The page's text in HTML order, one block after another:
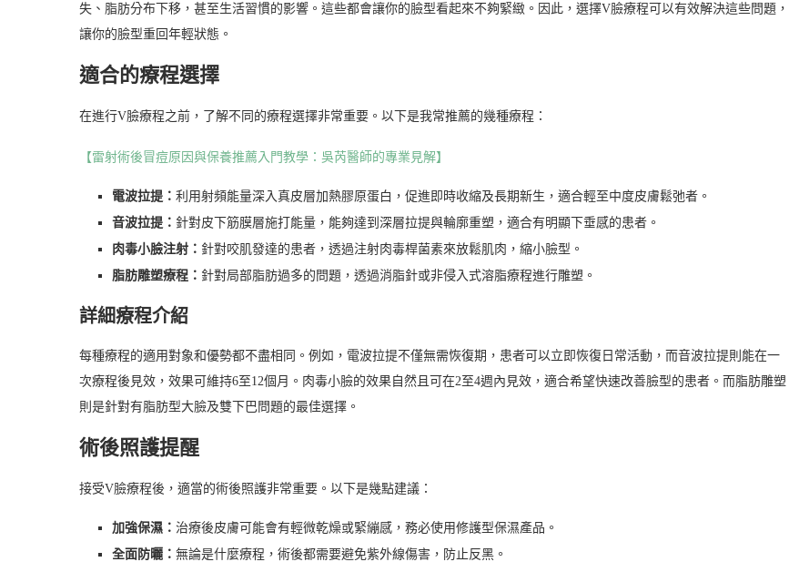
失、脂肪分布下移，甚至生活習慣的影響。這些都會讓你的臉型看起來不夠緊緻。因此，選擇V臉療程可以有效解決這些問題，
讓你的臉型重回年輕狀態。
適合的療程選擇
在進行V臉療程之前，了解不同的療程選擇非常重要。以下是我常推薦的幾種療程：
【雷射術後冒痘原因與保養推薦入門教學：吳芮醫師的專業見解】
電波拉提： 利用射頻能量深入真皮層加熱膠原蛋白，促進即時收縮及長期新生，適合輕至中度皮膚鬆弛者。
音波拉提： 針對皮下筋膜層施打能量，能夠達到深層拉提與輪廓重塑，適合有明顯下垂感的患者。
肉毒小臉注射： 針對咬肌發達的患者，透過注射肉毒桿菌素來放鬆肌肉，縮小臉型。
脂肪雕塑療程： 針對局部脂肪過多的問題，透過消脂針或非侵入式溶脂療程進行雕塑。
詳細療程介紹
每種療程的適用對象和優勢都不盡相同。例如，電波拉提不僅無需恢復期，患者可以立即恢復日常活動，而音波拉提則能在一
次療程後見效，效果可維持6至12個月。肉毒小臉的效果自然且可在2至4週內見效，適合希望快速改善臉型的患者。而脂肪雕塑
則是針對有脂肪型大臉及雙下巴問題的最佳選擇。
術後照護提醒
接受V臉療程後，適當的術後照護非常重要。以下是幾點建議：
加強保濕： 治療後皮膚可能會有輕微乾燥或緊繃感，務必使用修護型保濕產品。
全面防曬： 無論是什麼療程，術後都需要避免紫外線傷害，防止反黑。